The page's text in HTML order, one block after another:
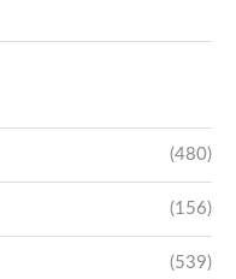
(480)
(156)
(539)